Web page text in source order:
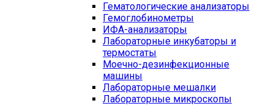
Гематологические анализаторы
Гемоглобинометры
ИФА-анализаторы
Лабораторные инкубаторы и
термостаты
Моечно-дезинфекционные
машины
Лабораторные мешалки
Лабораторные микроскопы